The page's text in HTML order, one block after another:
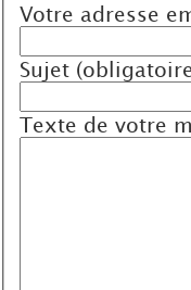
Votre adresse
Sujet
Texte de votre